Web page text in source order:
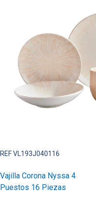
REF VL193J040116
Vajilla Corona Nyssa 4
Puestos 16 Piezas